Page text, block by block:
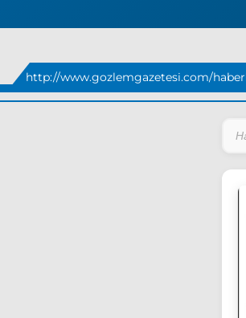
http://www.gozlemgazetesi.com/